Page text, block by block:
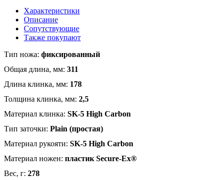
Характеристики
Описание
Сопутствующие
Также покупают
Тип ножа: фиксированный
Общая длина, мм: 311
Длина клинка, мм: 178
Толщина клинка, мм: 2,5
Материал клинка: SK-5 High Carbon
Тип заточки: Plain (простая)
Материал рукояти: SK-5 High Carbon
Материал ножен: пластик Secure-Ex®
Вес, г: 278